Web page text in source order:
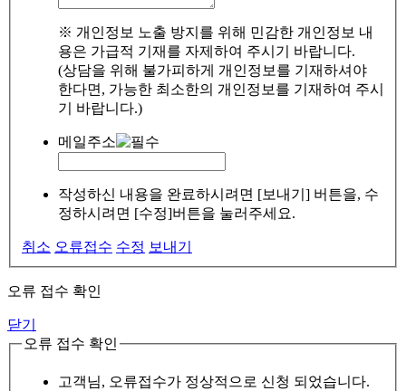
※ 개인정보 노출 방지를 위해 민감한 개인정보 내
용은 가급적 기재를 자제하여 주시기 바랍니다.
(상담을 위해 불가피하게 개인정보를 기재하셔야
한다면, 가능한 최소한의 개인정보를 기재하여 주시
기 바랍니다.)
메일주소
작성하신 내용을 완료하시려면 [보내기] 버튼을, 수
정하시려면 [수정]버튼을 눌러주세요.
취소 오류접수 수정 보내기
오류 접수 확인
닫기
오류 접수 확인
고객님, 오류접수가 정상적으로 신청 되었습니다.